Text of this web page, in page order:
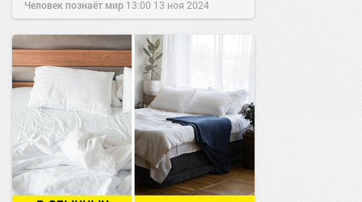
Человек познаёт мир 13:00 13 ноя 2024